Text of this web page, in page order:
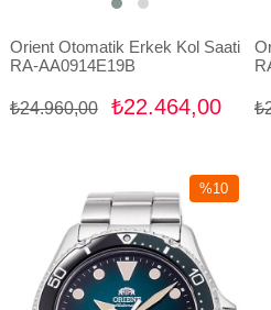
Orient Otomatik Erkek Kol Saati
RA-AA0914E19B
₺22.464,00
₺24.960,00
%10
%10İndirim